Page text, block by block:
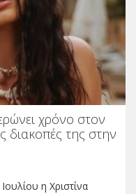
χρόνο στον
διακοπές της στην
η Χριστίνα